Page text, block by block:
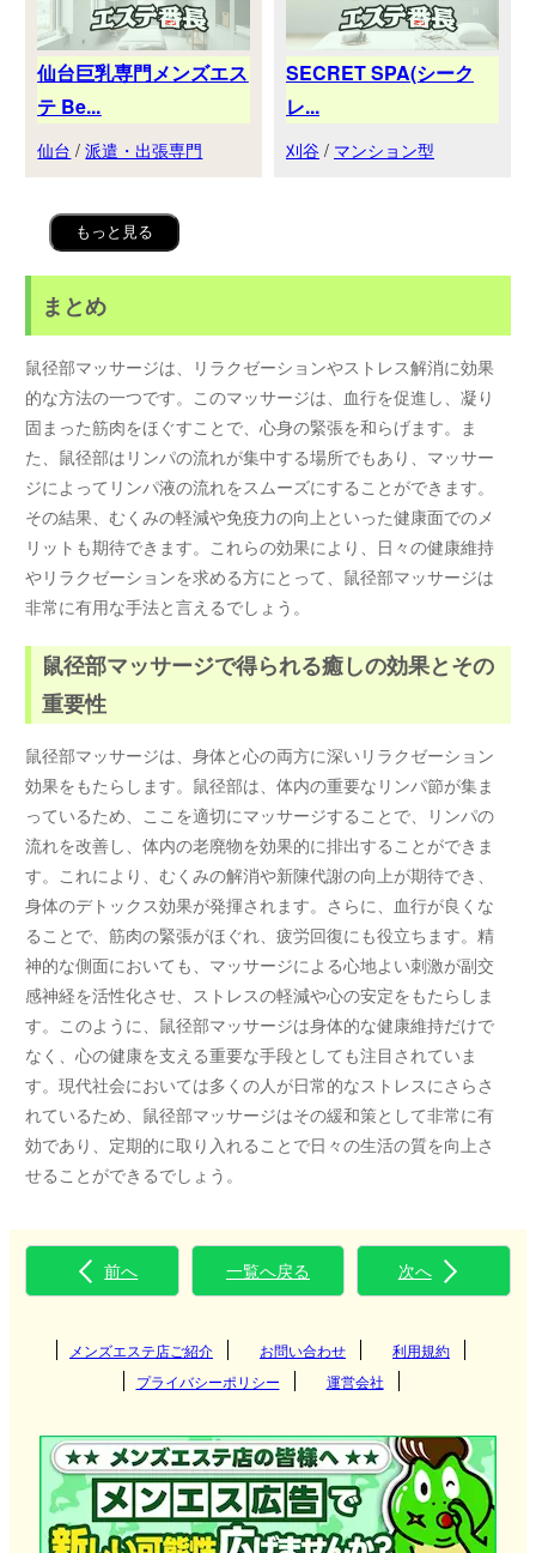
仙台巨乳専門メンズエス
テ Be...
仙台 /派遣・出張専門
SECRET SPA(シーク
レ...
刈谷 / マンション型
もっと見る
まとめ
鼠径部マッサージは、リラクゼーションやストレス解消に効果
的な方法の一つです。このマッサージは、血行を促進し、凝り
固まった筋肉をほぐすことで、心身の緊張を和らげます。ま
た、鼠径部はリンパの流れが集中する場所でもあり、マッサー
ジによってリンパ液の流れをスムーズにすることができます。
その結果、むくみの軽減や免疫力の向上といった健康面でのメ
リットも期待できます。これらの効果により、日々の健康維持
やリラクゼーションを求める方にとって、鼠径部マッサージは
非常に有用な手法と言えるでしょう。
鼠径部マッサージで得られる癒しの効果とその
重要性
鼠径部マッサージは、身体と心の両方に深いリラクゼーション
効果をもたらします。鼠径部は、体内の重要なリンパ節が集ま
っているため、ここを適切にマッサージすることで、リンパの
流れを改善し、体内の老廃物を効果的に排出することができま
す。これにより、むくみの解消や新陳代謝の向上が期待でき、
身体のデトックス効果が発揮されます。さらに、血行が良くな
ることで、筋肉の緊張がほぐれ、疲労回復にも役立ちます。精
神的な側面においても、マッサージによる心地よい刺激が副交
感神経を活性化させ、ストレスの軽減や心の安定をもたらしま
す。このように、鼠径部マッサージは身体的な健康維持だけで
なく、心の健康を支える重要な手段としても注目されていま
す。現代社会においては多くの人が日常的なストレスにさらさ
れているため、鼠径部マッサージはその緩和策として非常に有
効であり、定期的に取り入れることで日々の生活の質を向上さ
せることができるでしょう。
前へ 一覧へ戻る 次へ
メンズエステ店ご紹介 お問い合わせ
利用規約
プライバシーポリシー
運営会社